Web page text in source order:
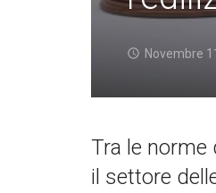
Novembre
Tra le norme
il settore